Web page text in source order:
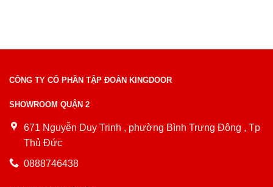
CÔNG TY CỔ PHẦN TẬP ĐOÀN KINGDOOR
SHOWROOM QUẬN 2
671 Nguyễn Duy Trinh , phường Bình Trưng Đông , Tp
Thủ Đức
0888746438